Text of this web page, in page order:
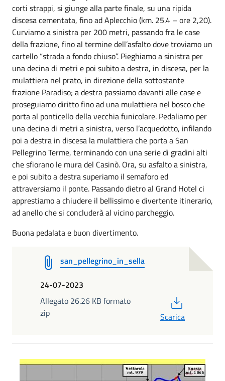
corti strappi, si giunge alla parte finale, su una ripida
discesa cementata, fino ad Aplecchio (km. 25.4 – ore 2,20).
Curviamo a sinistra per 200 metri, passando fra le case
della frazione, fino al termine dell’asfalto dove troviamo un
cartello “strada a fondo chiuso”. Pieghiamo a sinistra per
una decina di metri e poi subito a destra, in discesa, per la
mulattiera nel prato, in direzione della sottostante
frazione Paradiso; a destra passiamo davanti alle case e
proseguiamo diritto fino ad una mulattiera nel bosco che
porta al ponticello della vecchia funicolare. Pedaliamo per
una decina di metri a sinistra, verso l’acquedotto, infilando
poi a destra in discesa la mulattiera che porta a San
Pellegrino Terme, terminando con una serie di gradini alti
che sfiorano le mura del Casinò. Ora, su asfalto a sinistra,
e poi subito a destra superiamo il semaforo ed
attraversiamo il ponte. Passando dietro al Grand Hotel ci
apprestiamo a chiudere il bellissimo e divertente itinerario,
ad anello che si concluderà al vicino parcheggio.
Buona pedalata e buon divertimento.
san_pellegrino_in_sella
24-07-2023
Allegato 26.26 KB formato
zip
Scarica
San Pellegrino… In Sella!